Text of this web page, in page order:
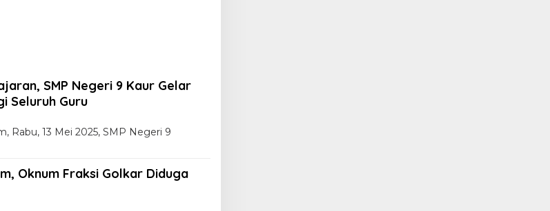
SMP Negeri 9 Kaur Gelar
Seluruh Guru
Rabu, 13 Mei 2025, SMP Negeri 9
Oknum Fraksi Golkar Diduga